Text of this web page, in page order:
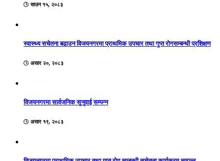
साउन १५, २०८३
स्वास्थ्य सचेतना बढाउन विजयनगरमा प्राथमिक उपचार तथा गुप्त रोगसम्बन्धी प्रशिक्षण
असार २०, २०८३
विजयनगरमा सार्वजनिक सुनुवाई सम्पन्न
असार १९, २०८३